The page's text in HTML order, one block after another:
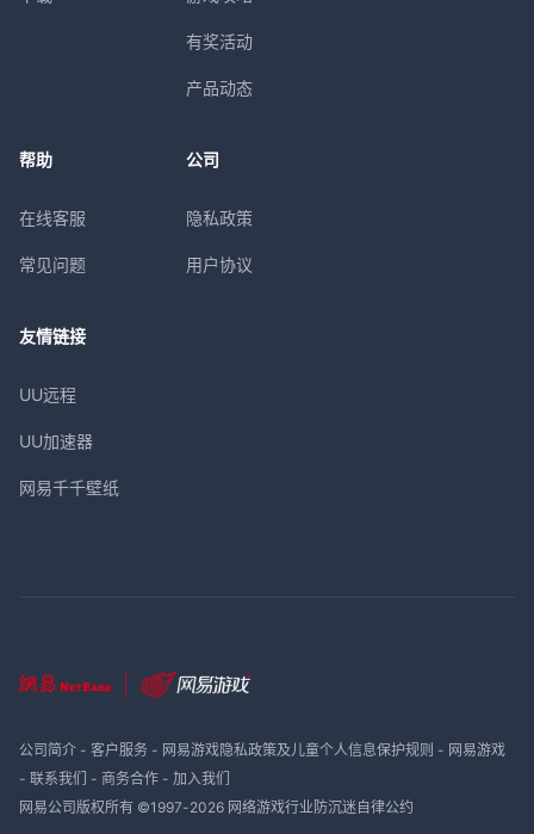
有奖活动
产品动态
帮助
在线客服
常见问题
公司
隐私政策
用户协议
友情链接
UU远程
UU加速器
网易千千壁纸
公司简介- 客户服务- 网易游戏隐私政策及儿童个人信息保护规则 - 网易游戏
- 联系我们 - 商务合作- 加入我们
网易公司版权所有 ©1997-2026 网络游戏行业防沉迷自律公约